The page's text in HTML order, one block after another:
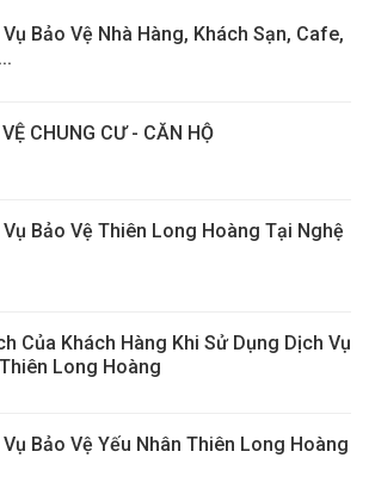
Bảo Vệ Nhà Hàng, Khách Sạn, Cafe,
CHUNG CƯ - CĂN HỘ
Vụ Bảo Vệ Thiên Long Hoàng Tại Nghệ
Của Khách Hàng Khi Sử Dụng Dịch Vụ
Long Hoàng
Bảo Vệ Yếu Nhân Thiên Long Hoàng